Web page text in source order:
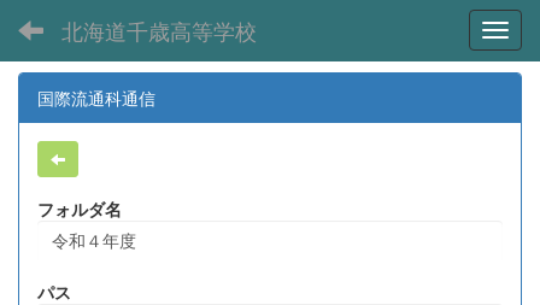
北海道千歳高等学校
国際流通科通信
フォルダ名
令和４年度
パス